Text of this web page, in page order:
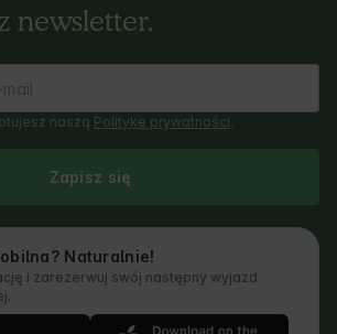
newsletter.
naszą Politykę prywatności.
Zapisz się
Naturalnie!
i zarezerwuj swój następny wyjazd